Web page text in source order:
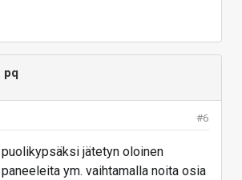
pq
#6
puolikypsäksi jätetyn oloinen
ym. vaihtamalla noita osia